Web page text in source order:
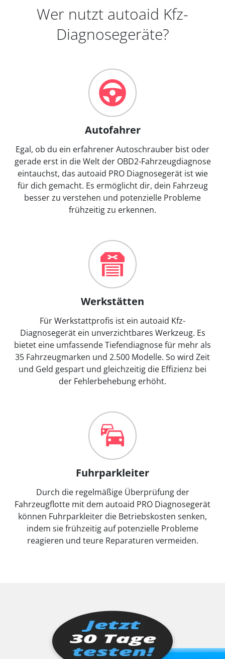
Wer nutzt autoaid Kfz-
Diagnosegeräte?
Autofahrer
Egal, ob du ein erfahrener Autoschrauber bist oder
gerade erst in die Welt der OBD2-Fahrzeugdiagnose
eintauchst, das autoaid PRO Diagnosegerät ist wie
für dich gemacht. Es ermöglicht dir, dein Fahrzeug
besser zu verstehen und potenzielle Probleme
frühzeitig zu erkennen.
Werkstätten
Für Werkstattprofis ist ein autoaid Kfz-
Diagnosegerät ein unverzichtbares Werkzeug. Es
bietet eine umfassende Tiefendiagnose für mehr als
35 Fahrzeugmarken und 2.500 Modelle. So wird Zeit
und Geld gespart und gleichzeitig die Effizienz bei
der Fehlerbehebung erhöht.
Fuhrparkleiter
Durch die regelmäßige Überprüfung der
Fahrzeugflotte mit dem autoaid PRO Diagnosegerät
können Fuhrparkleiter die Betriebskosten senken,
indem sie frühzeitig auf potenzielle Probleme
reagieren und teure Reparaturen vermeiden.